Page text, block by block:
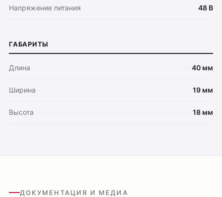
Напряжение питания 48 В
ГАБАРИТЫ
Длина 40 мм
Ширина 19 мм
Высота 18 мм
ДОКУМЕНТАЦИЯ И МЕДИА